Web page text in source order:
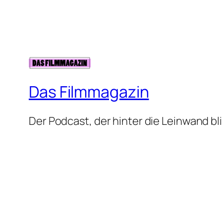
Das Filmmagazin
Der Podcast, der hinter die Leinwand